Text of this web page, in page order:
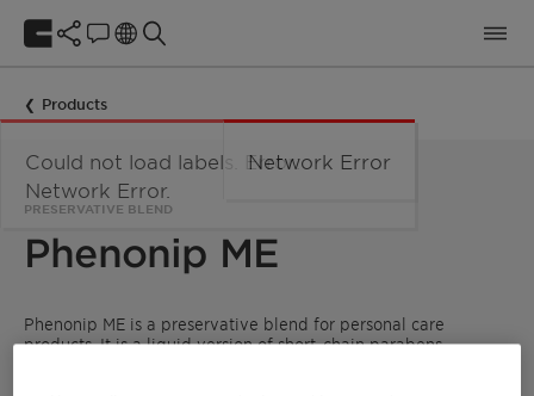
Products
PRESERVATIVE BLEND
Phenonip ME
Phenonip ME is a preservative blend for personal care
products. It is a liquid version of short-chain parabens.
Could not load labels. Error:
Network Error.
Network Error